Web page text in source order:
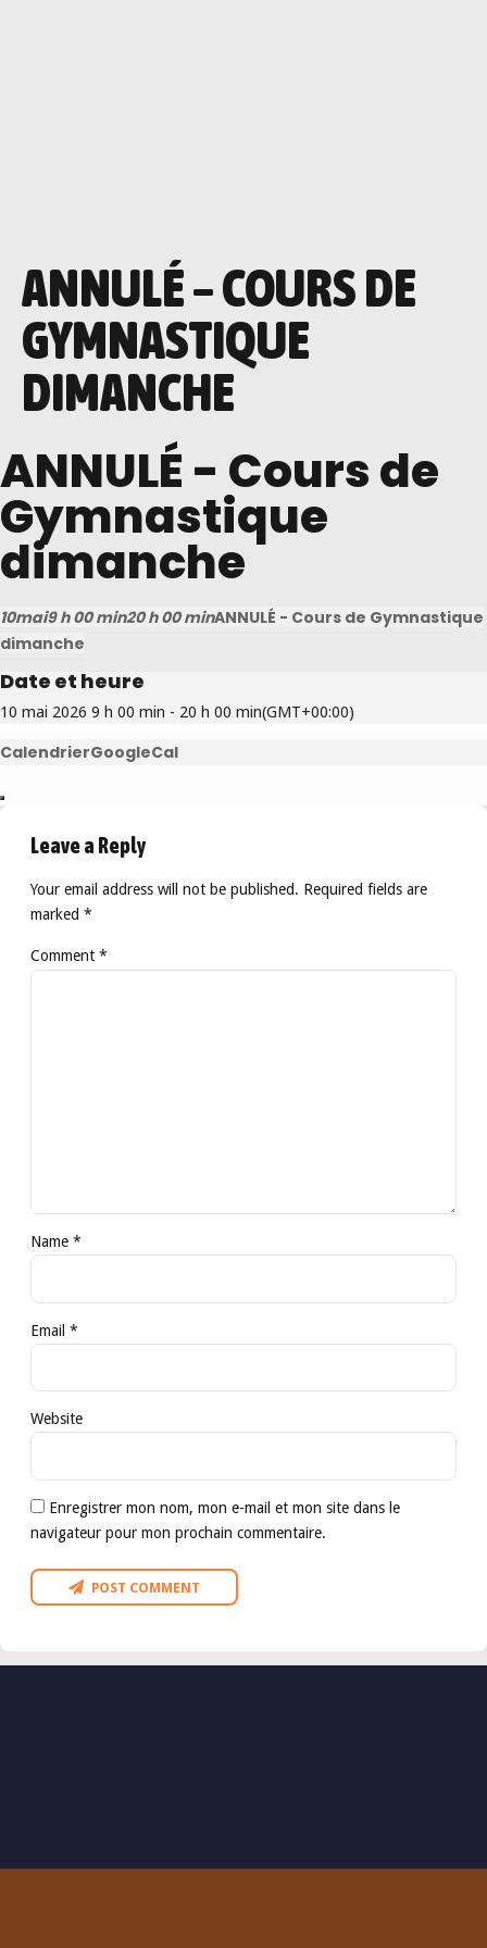
ANNULÉ – COURS DE
GYMNASTIQUE
DIMANCHE
ANNULÉ - Cours de
Gymnastique
dimanche
10mai9 h 00 min20 h 00 minANNULÉ - Cours de Gymnastique
dimanche
Date et heure
10 mai 2026 9 h 00 min - 20 h 00 min(GMT+00:00)
CalendrierGoogleCal
Leave a Reply
Your email address will not be published. Required fields are
marked *
Comment *
Name *
Email *
Website
Enregistrer mon nom, mon e-mail et mon site dans le
navigateur pour mon prochain commentaire.
POST COMMENT